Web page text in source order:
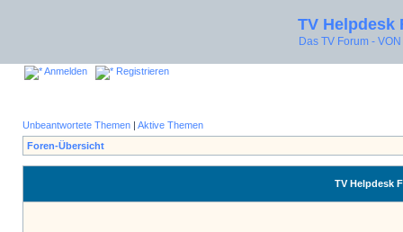
TV Helpdesk
Das TV Forum -
Anmelden Registrieren
Unbeantwortete Themen | Aktive Themen
Foren-Übersicht
TV Helpdesk